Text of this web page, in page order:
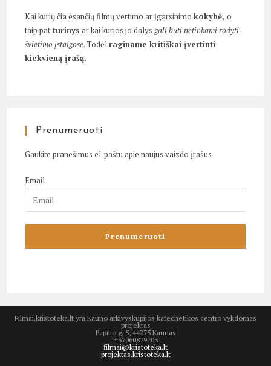
Kai kurių čia esančių filmų vertimo ar įgarsinimokokybė,o
taip pat turinys ar kai kurios jo dalysgali būti netinkami rodyti
švietimo įstaigose. Todėlraginame kritiškai įvertinti
kiekvieną įrašą.
Prenumeruoti
Gaukite pranešimus el. paštu apie naujus vaizdo įrašus
Email
Filmai.kristoteka.lt yra Kauno arkivyskupijos katechetikos centro vykdomas
projektas
Papilio g. 5, 44275 Kaunas
+37060879703
filmai@kristoteka.lt
projektas.kristoteka.lt